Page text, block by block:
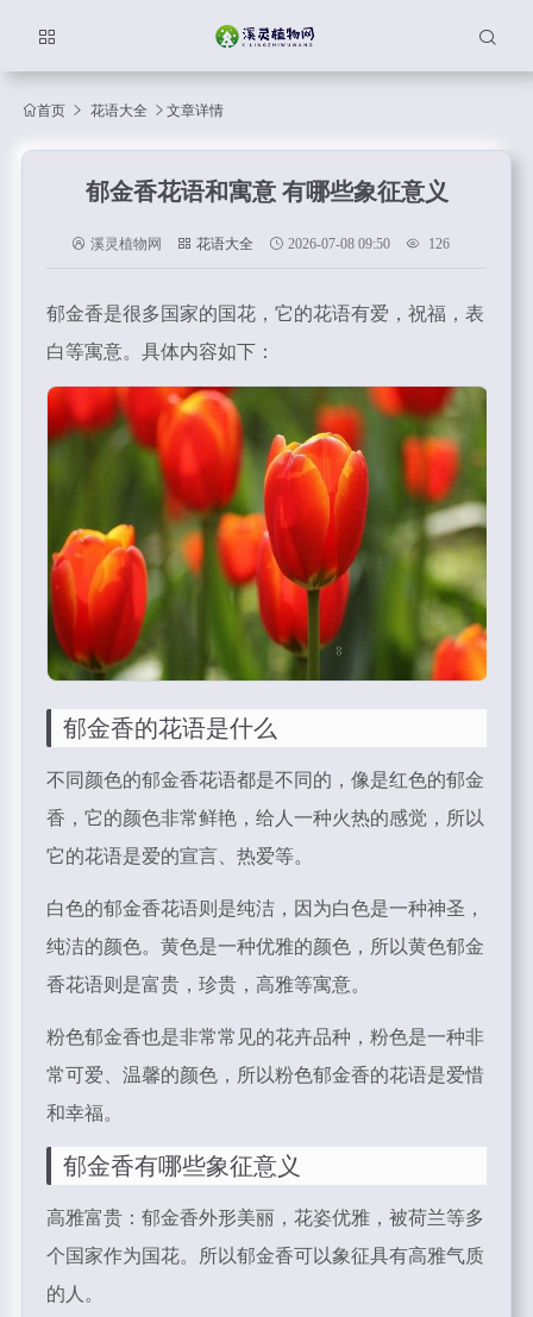
首页 花语大全 文章详情
郁金香花语和寓意 有哪些象征意义
溪灵植物网 花语大全 2026-07-08 09:50 126
郁金香是很多国家的国花，它的花语有爱，祝福，表
白等寓意。具体内容如下：
郁金香的花语是什么
不同颜色的郁金香花语都是不同的，像是红色的郁金
香，它的颜色非常鲜艳，给人一种火热的感觉，所以
它的花语是爱的宣言、热爱等。
白色的郁金香花语则是纯洁，因为白色是一种神圣，
纯洁的颜色。黄色是一种优雅的颜色，所以黄色郁金
香花语则是富贵，珍贵，高雅等寓意。
粉色郁金香也是非常常见的花卉品种，粉色是一种非
常可爱、温馨的颜色，所以粉色郁金香的花语是爱惜
和幸福。
郁金香有哪些象征意义
高雅富贵：郁金香外形美丽，花姿优雅，被荷兰等多
个国家作为国花。所以郁金香可以象征具有高雅气质
的人。